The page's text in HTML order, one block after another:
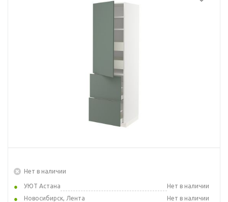
Нет в наличии
УЮТ Астана
Нет в наличии
Новосибирск, Лента
Нет в наличии